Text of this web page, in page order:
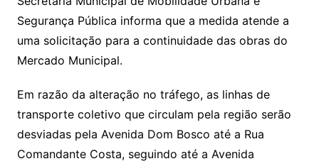
Segurança Pública informa que a medida atende a
uma solicitação para a continuidade das obras do
Mercado Municipal.
Em razão da alteração no tráfego, as linhas de
transporte coletivo que circulam pela região serão
desviadas pela Avenida Dom Bosco até a Rua
Comandante Costa, seguindo até a Avenida